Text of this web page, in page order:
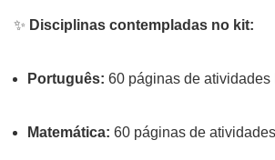
✨ Disciplinas contempladas no kit:
Português: 60 páginas de atividades
Matemática: 60 páginas de